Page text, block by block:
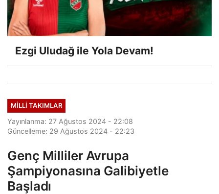
Ezgi Uludağ ile Yola Devam!
MILLI TAKIMLAR
Yayınlanma: 27 Ağustos 2024 - 22:08
Güncelleme: 29 Ağustos 2024 - 22:23
Genç Milliler Avrupa
Şampiyonasına Galibiyetle
Başladı